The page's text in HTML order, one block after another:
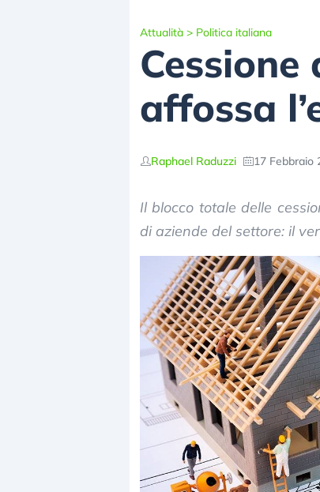
Attualità > Politica italiana
affossa
Raphael Raduzzi 17 Febbraio
Il blocco totale delle
di aziende del settore: il